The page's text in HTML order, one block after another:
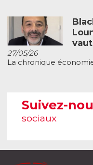
27/05/26
La chronique
Suivez-
sociaux